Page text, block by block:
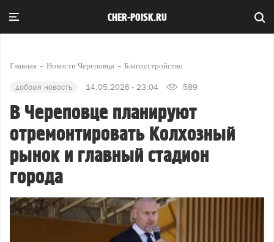
CHER-POISK.RU
Главная Новости Череповца Благоустройство
добрая новость 14.05.2026 - 23:04 589
В Череповце планируют
отремонтировать Колхозный
рынок и главный стадион
города